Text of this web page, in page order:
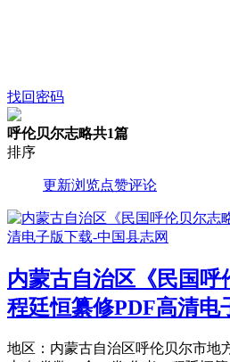
找回密码
呼伦贝尔志略共1篇
排序
更新浏览点赞评论
内蒙古自治区《民国呼
程廷恒纂修PDF高清电
地区：内蒙古自治区呼伦贝尔市地